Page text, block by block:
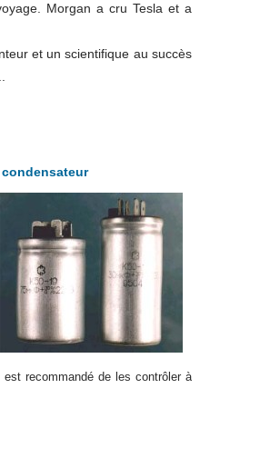
Morgan a cru Tesla et a
et un scientifique au succès
recommandé de les contrôler à